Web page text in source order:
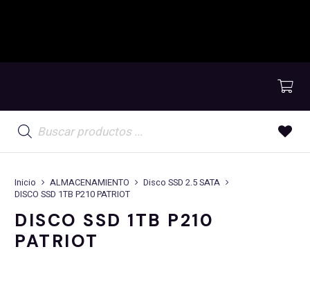
de
productos
Inicio ALMACENAMIENTO
Disco SSD 2.5 SATA
DISCO SSD 1TB P210 PATRIOT
DISCO SSD 1TB P210
PATRIOT